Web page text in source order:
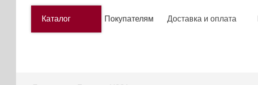
Каталог Покупателям Доставка и оплата